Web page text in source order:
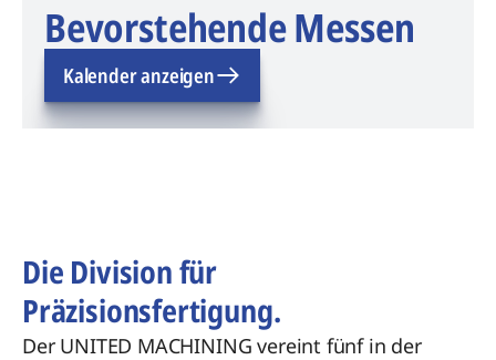
Bevorstehende Messen
Kalender anzeigen
Die Division für
Präzisionsfertigung.
Der UNITED MACHINING vereint fünf in der